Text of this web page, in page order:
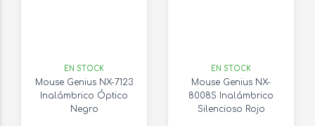
EN STOCK
Mouse Genius NX-7123
Inalámbrico Óptico
Negro
EN STOCK
Mouse Genius NX-
8008S Inalámbrico
Silencioso Rojo